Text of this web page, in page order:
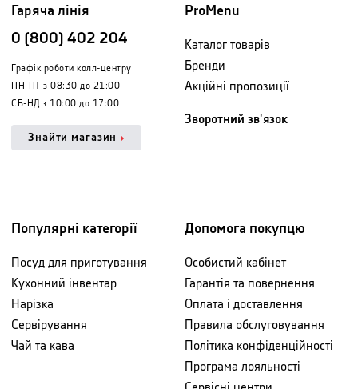
Гаряча лінія
0 (800) 402 204
Графік роботи колл-центру
ПН-ПТ з 08:30 до 21:00
СБ-НД з 10:00 до 17:00
Знайти магазин
ProMenu
Каталог товарів
Бренди
Акційні пропозиції
Зворотний зв'язок
Популярні категорії
Посуд для приготування
Кухонний інвентар
Нарізка
Сервірування
Чай та кава
Допомога покупцю
Особистий кабінет
Гарантія та повернення
Оплата і доставлення
Правила обслуговування
Політика конфіденційності
Програма лояльності